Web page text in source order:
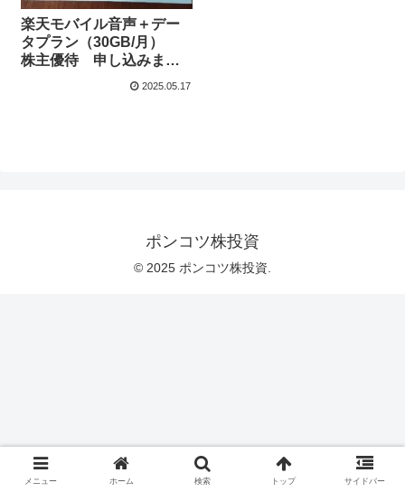
楽天モバイル音声＋デー
タプラン（30GB/月）
株主優待 申し込みまし
2025.05.17
ポンコツ株投資
© 2025 ポンコツ株投資.
メニュー ホーム 検索 トップ サイドバー